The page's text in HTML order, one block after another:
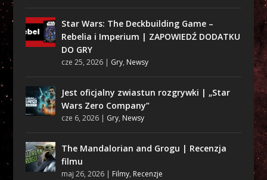
Star Wars: The Deckbuilding Game –
Rebelia i Imperium | ZAPOWIEDŹ DODATKU
DO GRY
cze 25, 2026| Gry, Newsy
Jest oficjalny zwiastun rozgrywki | „Star
Wars Zero Company”
cze 6, 2026| Gry, Newsy
The Mandalorian and Grogu | Recenzja
filmu
maj 26, 2026| Filmy, Recenzje